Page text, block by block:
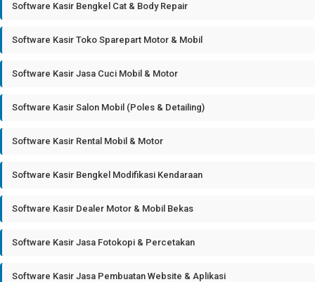
Software Kasir Bengkel Cat & Body Repair
Software Kasir Toko Sparepart Motor & Mobil
Software Kasir Jasa Cuci Mobil & Motor
Software Kasir Salon Mobil (Poles & Detailing)
Software Kasir Rental Mobil & Motor
Software Kasir Bengkel Modifikasi Kendaraan
Software Kasir Dealer Motor & Mobil Bekas
Software Kasir Jasa Fotokopi & Percetakan
Software Kasir Jasa Pembuatan Website & Aplikasi